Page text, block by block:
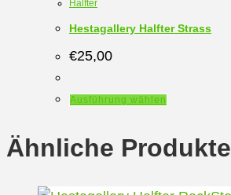
Halfter
Hestagallery Halfter Strass
€25,00
Ausführung wählen
weist
mehrere
Ähnliche Produkte